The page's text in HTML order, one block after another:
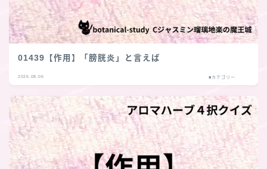
01439【作用】「膀胱炎」と言えば
2026.08.06 ■カテゴリー